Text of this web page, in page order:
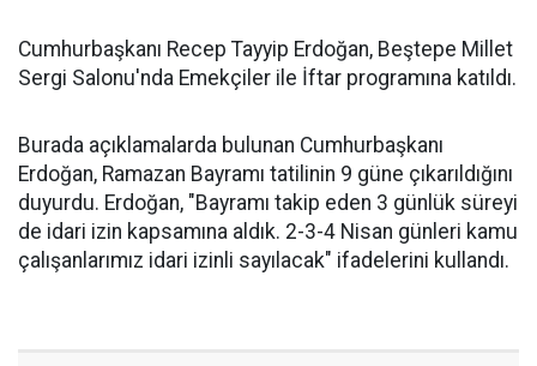
Cumhurbaşkanı Recep Tayyip Erdoğan, Beştepe Millet
Sergi Salonu'nda Emekçiler ile İftar programına katıldı.
Burada açıklamalarda bulunan Cumhurbaşkanı
Erdoğan, Ramazan Bayramı tatilinin 9 güne çıkarıldığını
duyurdu. Erdoğan, "Bayramı takip eden 3 günlük süreyi
de idari izin kapsamına aldık. 2-3-4 Nisan günleri kamu
çalışanlarımız idari izinli sayılacak" ifadelerini kullandı.